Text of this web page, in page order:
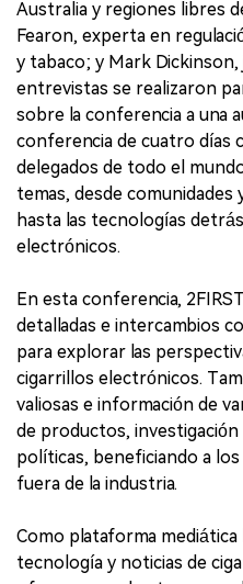
Australia y regiones libres
Fearon, experta en
y tabaco; y Mark
entrevistas se realizaron
sobre la conferencia a una
conferencia de cuatro días
delegados de todo el
temas, desde
hasta las tecnologías
electrónicos.
En esta conferencia,
detalladas e intercambios
para explorar las
cigarrillos electrónicos.
valiosas e información de
de productos,
políticas, beneficiando a
fuera de la industria.
Como plataforma
tecnología y noticias de